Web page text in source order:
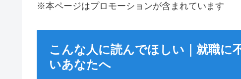
※本ページはプロモーションが含まれています
こんな人に読んでほしい｜就職に
いあなたへ